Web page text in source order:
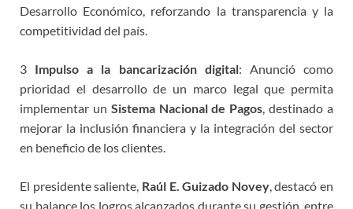
Desarrollo Económico, reforzando la transparencia y la
competitividad del país.
3 Impulso a la bancarización digital: Anunció como
prioridad el desarrollo de un marco legal que permita
implementar un Sistema Nacional de Pagos, destinado a
mejorar la inclusión financiera y la integración del sector
en beneficio de los clientes.
El presidente saliente, Raúl E. Guizado Novey, destacó en
su balance los logros alcanzados durante su gestión, entre